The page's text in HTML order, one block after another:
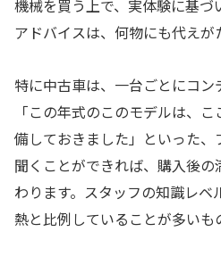
機械を買う上で、実体験に基づ
アドバイスは、何物にも代えが
特に中古車は、一台ごとにコン
「この年式のこのモデルは、
備しておきました」といった
聞くことができれば、購入後
わります。スタッフの知識レ
熱と比例していることが多いも